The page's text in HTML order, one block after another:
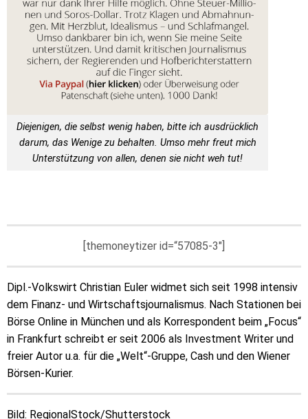
Diejenigen, die selbst wenig haben, bitte ich ausdrücklich
darum, das Wenige zu behalten. Umso mehr freut mich
Unterstützung von allen, denen sie nicht weh tut!
[themoneytizer id=“57085-3″]
Dipl.-Volkswirt Christian Euler widmet sich seit 1998 intensiv
dem Finanz- und Wirtschaftsjournalismus. Nach Stationen bei
Börse Online in München und als Korrespondent beim „Focus“
in Frankfurt schreibt er seit 2006 als Investment Writer und
freier Autor u.a. für die „Welt“-Gruppe, Cash und den Wiener
Börsen-Kurier.
Bild: RegionalStock/Shutterstock